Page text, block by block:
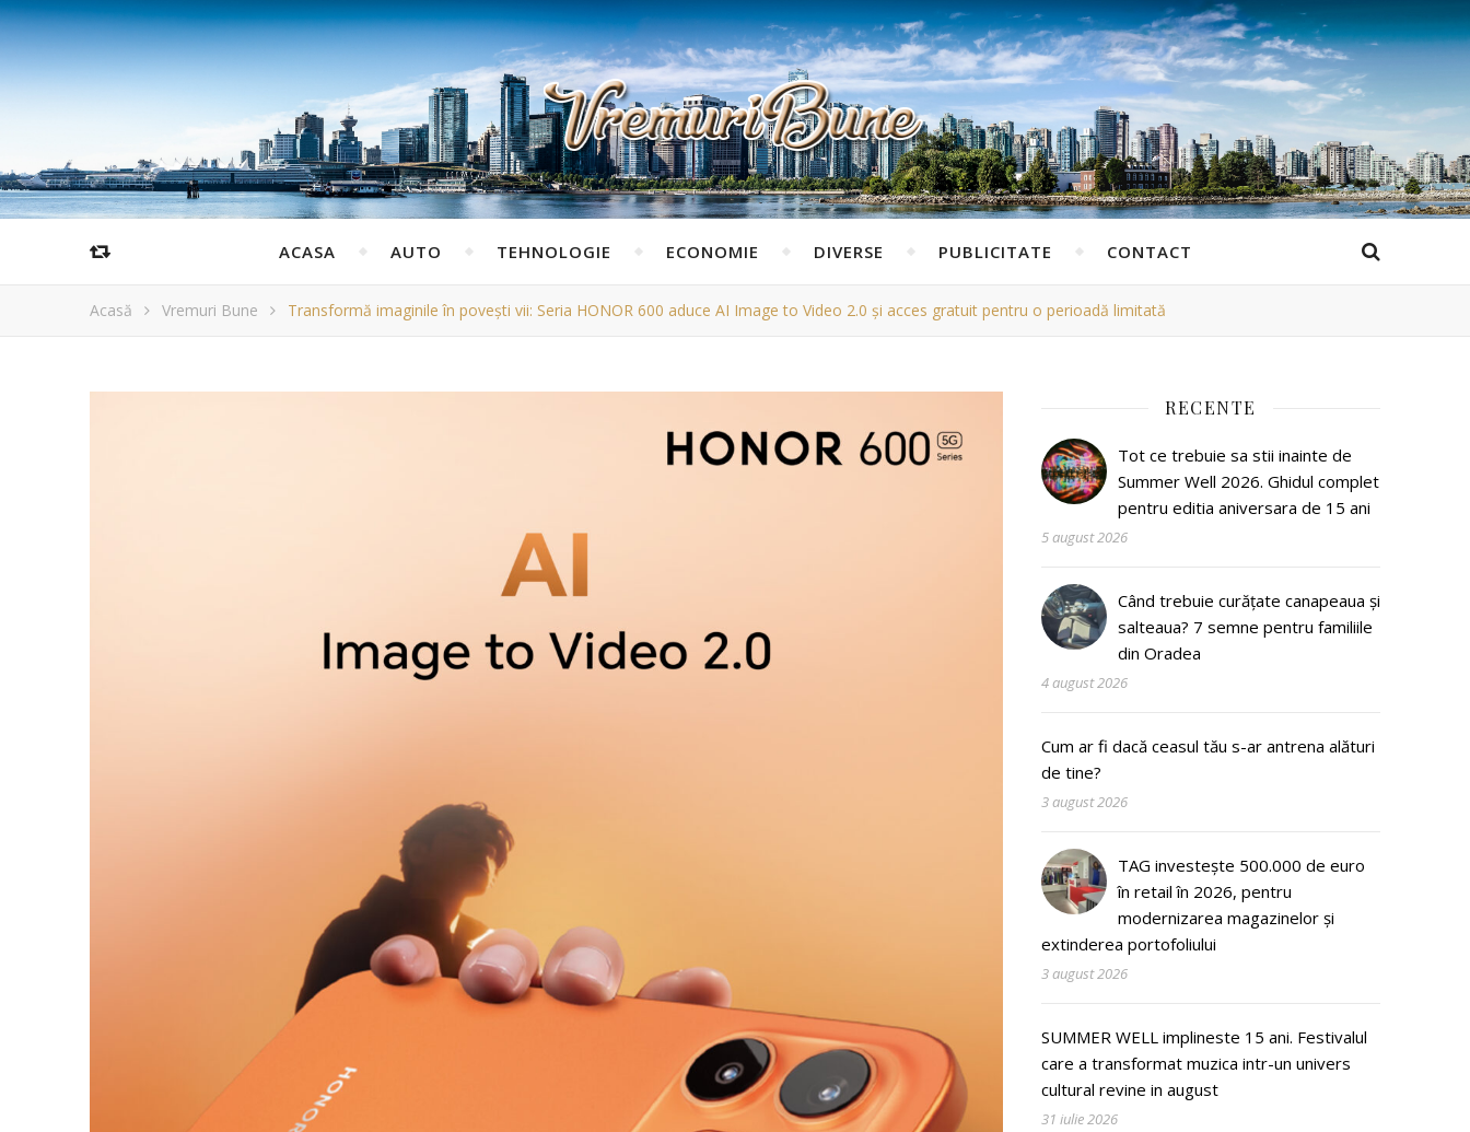
ACASA AUTO TEHNOLOGIE ECONOMIE DIVERSE PUBLICITATE CONTACT
Acasă Vremuri Bune Transformă imaginile în povești vii: Seria HONOR 600 aduce AI Image to Video 2.0 și acces gratuit pentru o perioadă limitată
RECENTE
Tot ce trebuie sa stii inainte de
Summer Well 2026. Ghidul complet
pentru editia aniversara de 15 ani
5 august 2026
Când trebuie curățate canapeaua și
salteaua? 7 semne pentru familiile
din Oradea
4 august 2026
Cum ar fi dacă ceasul tău s-ar antrena alături
de tine?
3 august 2026
TAG investește 500.000 de euro
în retail în 2026, pentru
modernizarea magazinelor și
extinderea portofoliului
3 august 2026
SUMMER WELL implineste 15 ani. Festivalul
care a transformat muzica intr-un univers
cultural revine in august
31 iulie 2026